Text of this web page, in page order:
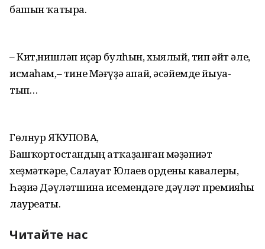
башын­ ҡатыра.
– Кит,­нишләп­ иҫәр ­булһын,­ хыялый,­ тип­ әйт­ әле,
­исмаһам,­– ­тине­ Мәғүҙә­ апай,­ әсәйемде ­йыуа­
тып…
Гөлнур ЯҠУПОВА,
Башҡортостандың атҡаҙанған мәҙәниәт
хеҙмәткәре, Салауат Юлаев ордены кавалеры,
Һәҙиә Дәүләтшина исемендәге дәүләт премияһы
лауреаты.
Читайте нас